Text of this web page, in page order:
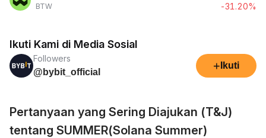
BTW
-31.20%
Ikuti Kami di Media Sosial
Followers
@bybit_official
+ Ikuti
Pertanyaan yang Sering Diajukan (T&J)
tentang SUMMER(Solana Summer)